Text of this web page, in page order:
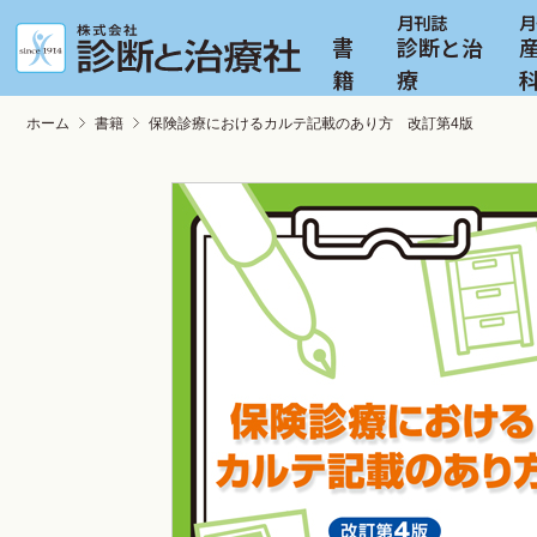
書
籍
診断と治
療
ホーム 書籍 保険診療におけるカルテ記載のあり方 改訂第4版